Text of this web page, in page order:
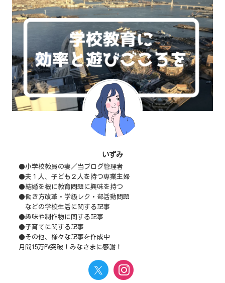
いずみ
●小学校教員の妻／当ブログ管理者
●夫１人、子ども２人を持つ専業主婦
●結婚を機に教育問題に興味を持つ
●働き方改革・学級レク・部活動問題
などの学校生活に関する記事
●趣味や制作物に関する記事
●子育てに関する記事
●その他、様々な記事を作成中
月間15万PV突破！みなさまに感謝！